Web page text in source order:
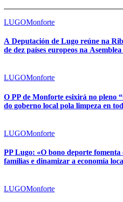
LUGOMonforte
A Deputación de Lugo reúne na
de dez países europeos na
LUGOMonforte
O PP de Monforte esixirá no pleno
do goberno local pola limpeza en
LUGOMonforte
PP Lugo: «O bono deporte fomenta
familias e dinamizar a economía
LUGOMonforte